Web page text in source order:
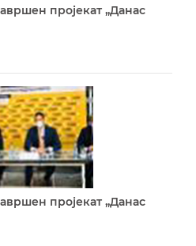
пројекат „Данас
пројекат „Данас